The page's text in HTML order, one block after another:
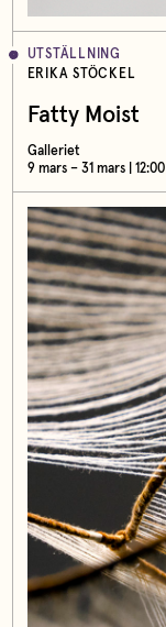
UTSTÄLLNING
ERIKA STÖCKEL
Fatty Moist
Galleriet
9 mars – 31 mars |